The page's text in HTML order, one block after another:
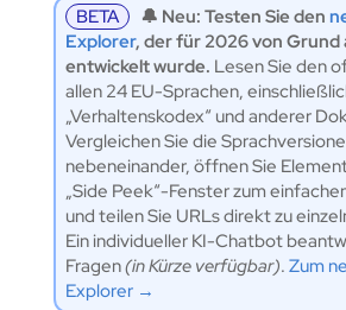
BETA 🔔 Neu: Testen Sie den
Explorer, der für 2026 von Grund
entwickelt wurde. Lesen Sie den
allen 24 EU-Sprachen,
„Verhaltenskodex“ und anderer
Vergleichen Sie die
nebeneinander, öffnen Sie
„Side Peek“-Fenster zum
und teilen Sie URLs direkt zu
Ein individueller KI-Chatbot
Fragen(in Kürze verfügbar). Zum
Explorer →